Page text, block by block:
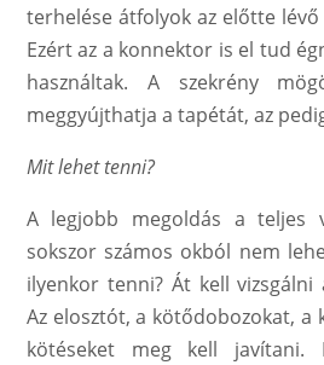
terhelése átfolyok az előtte
Ezért az a konnektor is el tud
használtak. A szekrény
meggyújthatja a tapétát, az
Mit lehet tenni?
A legjobb megoldás a teljes
sokszor számos okból nem
ilyenkor tenni? Át kell
Az elosztót, a kötődobozokat, a
kötéseket meg kell javítani.